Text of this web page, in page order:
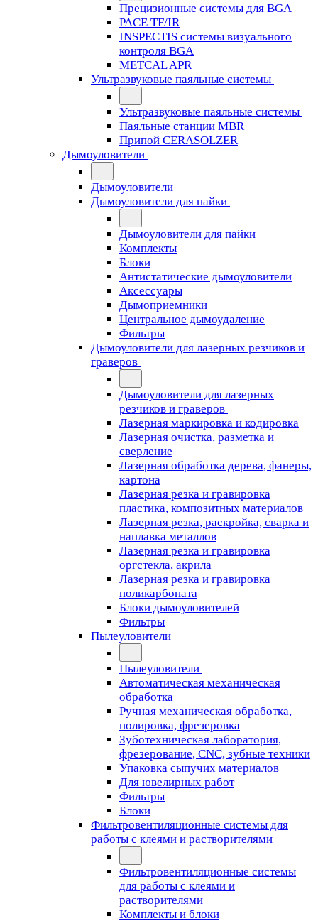
Прецизионные системы для BGA
PACE TF/IR
INSPECTIS системы визуального
контроля BGA
METCAL APR
Ультразвуковые паяльные системы
Ультразвуковые паяльные системы
Паяльные станции MBR
Припой CERASOLZER
Дымоуловители
Дымоуловители
Дымоуловители для пайки
Дымоуловители для пайки
Комплекты
Блоки
Антистатические дымоуловители
Аксессуары
Дымоприемники
Центральное дымоудаление
Фильтры
Дымоуловители для лазерных резчиков и
граверов
Дымоуловители для лазерных
резчиков и граверов
Лазерная маркировка и кодировка
Лазерная очистка, разметка и
сверление
Лазерная обработка дерева, фанеры,
картона
Лазерная резка и гравировка
пластика, композитных материалов
Лазерная резка, раскройка, сварка и
наплавка металлов
Лазерная резка и гравировка
оргстекла, акрила
Лазерная резка и гравировка
поликарбоната
Блоки дымоуловителей
Фильтры
Пылеуловители
Пылеуловители
Автоматическая механическая
обработка
Ручная механическая обработка,
полировка, фрезеровка
Зуботехническая лаборатория,
фрезерование, CNC, зубные техники
Упаковка сыпучих материалов
Для ювелирных работ
Фильтры
Блоки
Фильтровентиляционные системы для
работы с клеями и растворителями
Фильтровентиляционные системы
для работы с клеями и
растворителями
Комплекты и блоки